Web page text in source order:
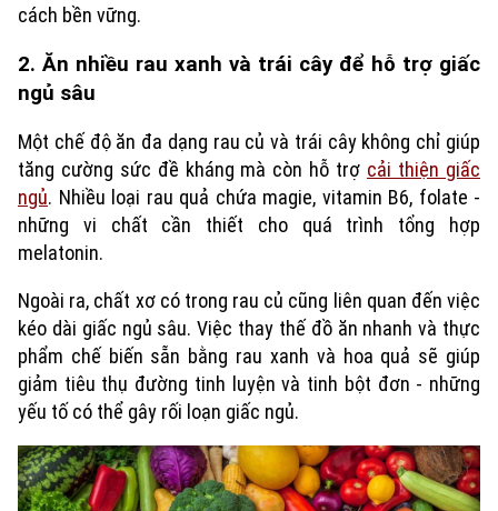
Xu hướng
cách bền vững.
2. Ăn nhiều rau xanh và trái cây để hỗ trợ giấc
ngủ sâu
Một chế độ ăn đa dạng rau củ và trái cây không chỉ giúp
tăng cường sức đề kháng mà còn hỗ trợ cải thiện giấc
ngủ. Nhiều loại rau quả chứa magie, vitamin B6, folate -
những vi chất cần thiết cho quá trình tổng hợp
melatonin.
Ngoài ra, chất xơ có trong rau củ cũng liên quan đến việc
kéo dài giấc ngủ sâu. Việc thay thế đồ ăn nhanh và thực
phẩm chế biến sẵn bằng rau xanh và hoa quả sẽ giúp
giảm tiêu thụ đường tinh luyện và tinh bột đơn - những
yếu tố có thể gây rối loạn giấc ngủ.